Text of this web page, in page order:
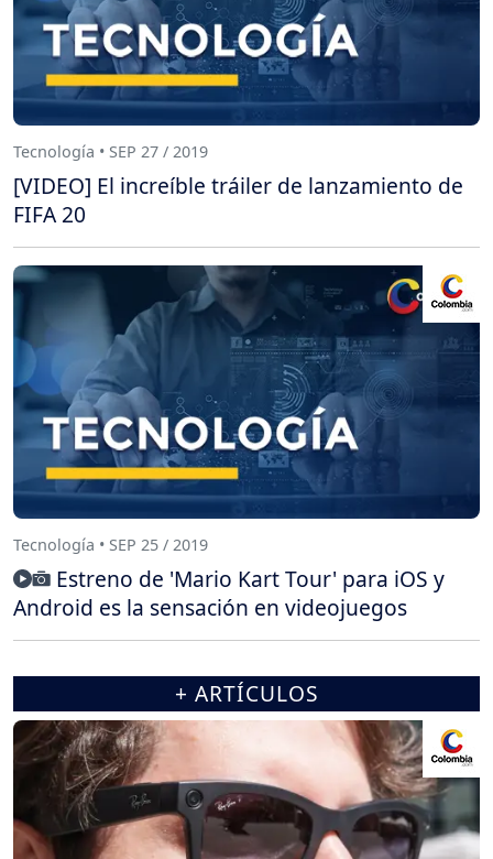
Tecnología • SEP 27 / 2019
[VIDEO] El increíble tráiler de lanzamiento de
FIFA 20
Tecnología • SEP 25 / 2019
Estreno de 'Mario Kart Tour' para iOS y
Android es la sensación en videojuegos
+ ARTÍCULOS